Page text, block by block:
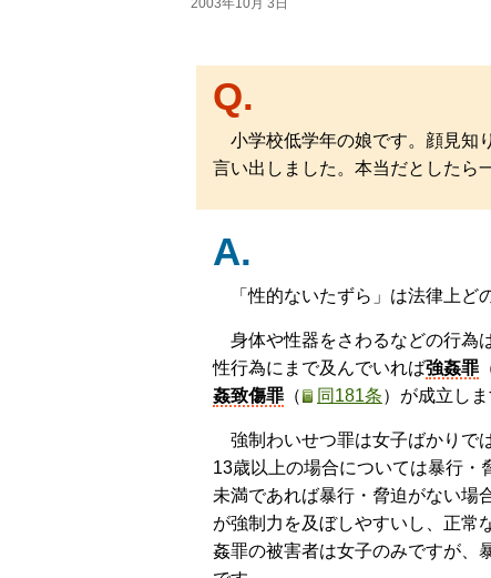
2003年10月 3日
Q.
小学校低学年の娘です。顔見知
言い出しました。本当だとしたら
A.
「性的ないたずら」は法律上ど
身体や性器をさわるなどの行為は
性行為にまで及んでいれば強姦罪
姦致傷罪 （ 同181条）が成立しま
強制わいせつ罪は女子ばかりで
13歳以上の場合については暴行
未満であれば暴行・脅迫がない場
が強制力を及ぼしやすいし、正常
姦罪の被害者は女子のみですが、